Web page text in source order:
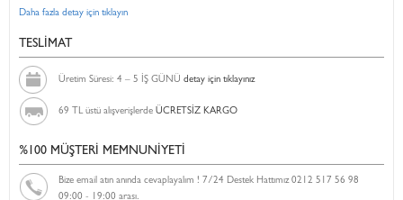
Daha fazla detay için tıklayın
TESLİMAT
Üretim Süresi: 4 – 5 İŞ GÜNÜ detay için tıklayınız
69 TL üstü alışverişlerde ÜCRETSİZ KARGO
%100 MÜŞTERİ MEMNUNİYETİ
Bize email atın anında cevaplayalım ! 7/24 Destek Hattımız 0212 517 56 98
09:00 - 19:00 arası.